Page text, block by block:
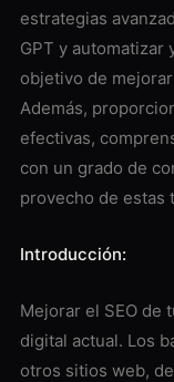
estrategias
GPT y automatizar
objetivo de
Además,
efectivas,
con un grado de
provecho de estas
Introducción:
Mejorar el SEO de
digital actual. Los
otros sitios web,